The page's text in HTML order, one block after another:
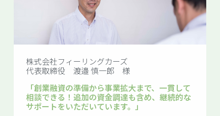
株式会社フィーリングカーズ
代表取締役 渡邉 慎一郎 様
「創業融資の準備から事業拡大まで、一貫して
相談できる！追加の資金調達も含め、継続的な
サポートをいただいています。」